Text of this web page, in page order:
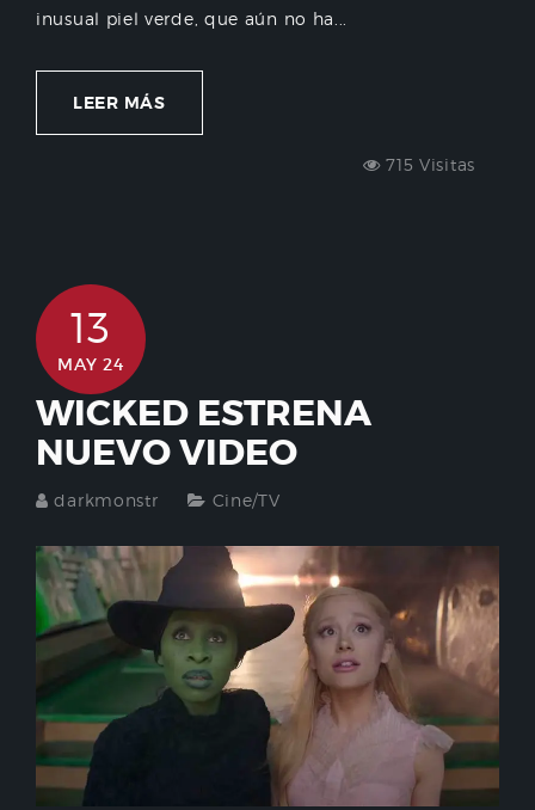
inusual piel verde, que aún no ha...
LEER MÁS
715 Visitas
13
MAY 24
WICKED ESTRENA
NUEVO VIDEO
darkmonstr Cine/TV